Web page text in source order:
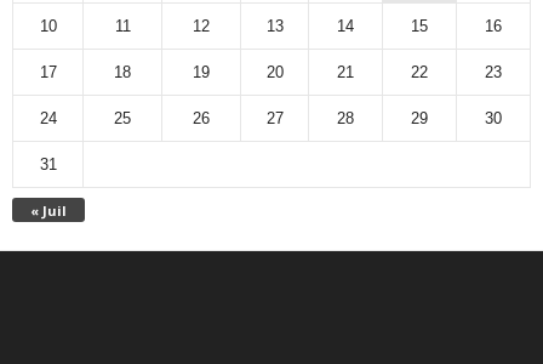
« Juil
10 11 12 13 14 15 16
17 18 19 20 21 22 23
24 25 26 27 28 29 30
31